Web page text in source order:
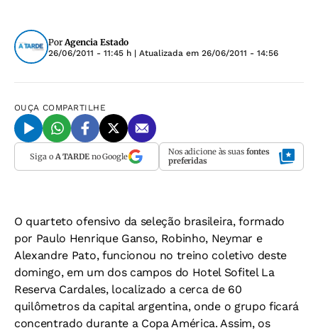
PorAgencia Estado
26/06/2011 - 11:45 h | Atualizada em 26/06/2011 - 14:56
OUÇA COMPARTILHE
Siga o A TARDEno Google Nos adicione às suas fontes
preferidas
O quarteto ofensivo da seleção brasileira, formado
por Paulo Henrique Ganso, Robinho, Neymar e
Alexandre Pato, funcionou no treino coletivo deste
domingo, em um dos campos do Hotel Sofitel La
Reserva Cardales, localizado a cerca de 60
quilômetros da capital argentina, onde o grupo ficará
concentrado durante a Copa América. Assim, os